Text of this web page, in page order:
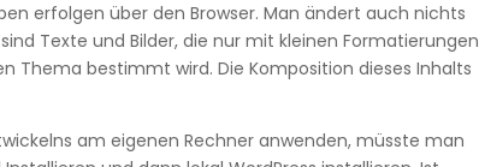
erfolgen über den Browser. Man ändert auch nichts
Texte und Bilder, die nur mit kleinen Formatierungen
Thema bestimmt wird. Die Komposition dieses Inhalts
am eigenen Rechner anwenden, müsste man